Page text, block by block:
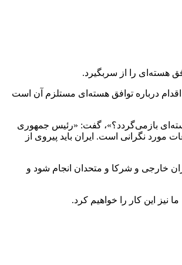
هسته‌ای را از سربگیرد.
درباره توافق هسته‌ای مستلزم آن است
بازمی‌گردد؟»، گفت: «رئیس جمهوری
مورد نگرانی است. ایران باید پیروی از
خارجی و شرکا و متحدان انجام شود و
نیز این کار را خواهیم کرد.